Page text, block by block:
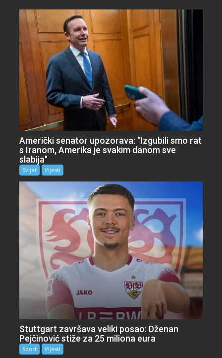
Američki senator upozorava: "Izgubili smo rat
s Iranom, Amerika je svakim danom sve
slabija"
Svijet Vijesti
Stuttgart završava veliki posao: Dženan
Pejčinović stiže za 25 miliona eura
Sport Vijesti